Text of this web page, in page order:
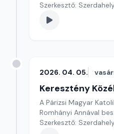
Szerkesztő:
2026. 04. 05.
Keresztény
A Párizsi Magyar
Romhányi Annával
Szerkesztő: